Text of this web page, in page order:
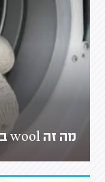
מה זה wool במכונת כביסה?